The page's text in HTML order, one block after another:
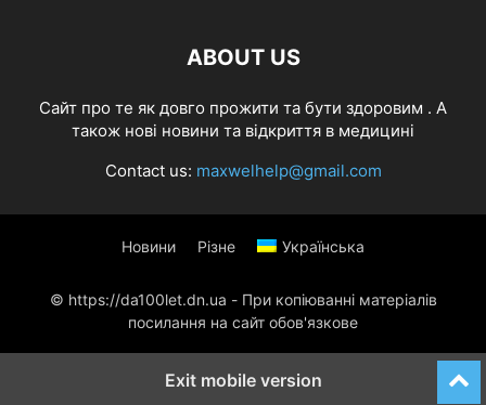
ABOUT US
Cайт про те як довго прожити та бути здоровим . А
також нові новини та відкриття в медицині
Contact us: maxwelhelp@gmail.com
Новини Різне Українська
© https://da100let.dn.ua - При копіюванні матеріалів
посилання на сайт обов'язкове
Exit mobile version